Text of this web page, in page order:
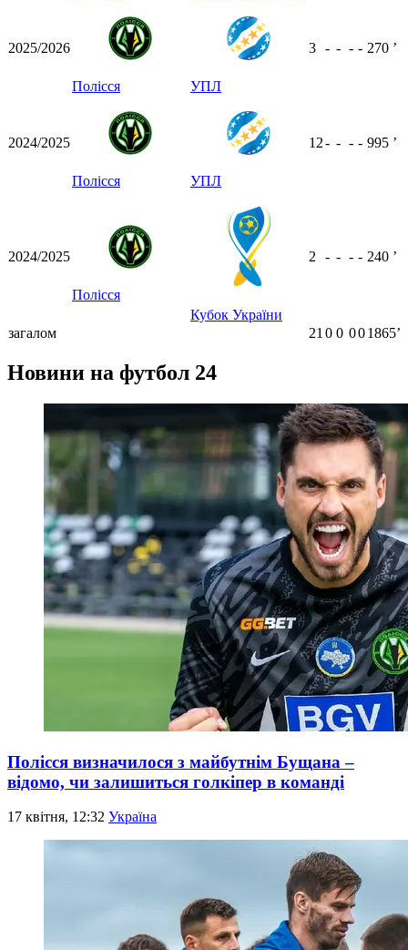
2025/2026
Полісся УПЛ
3 - - - - 270 ʼ
2024/2025
Полісся УПЛ
12- - - - 995 ʼ
2024/2025
Полісся
Кубок України
2 - - - - 240 ʼ
загалом 21 0 0 001865ʼ
Новини на футбол 24
Полісся визначилося з майбутнім Бущана –
відомо, чи залишиться голкіпер в команді
17 квітня, 12:32 Україна